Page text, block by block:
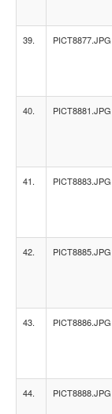
39. PICT8877.JPG
40. PICT8881.JPG
41. PICT8883.JPG
42. PICT8885.JPG
43. PICT8886.JPG
44. PICT8888.JPG